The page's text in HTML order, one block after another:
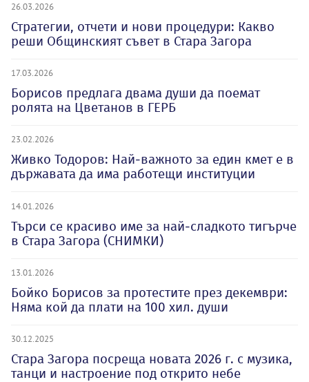
26.03.2026
Стратегии, отчети и нови процедури: Какво
реши Общинският съвет в Стара Загора
17.03.2026
Борисов предлага двама души да поемат
ролята на Цветанов в ГЕРБ
23.02.2026
Живко Тодоров: Най-важното за един кмет е в
държавата да има работещи институции
14.01.2026
Търси се красиво име за най-сладкото тигърче
в Стара Загора (СНИМКИ)
13.01.2026
Бойко Борисов за протестите през декември:
Няма кой да плати на 100 хил. души
30.12.2025
Стара Загора посреща новата 2026 г. с музика,
танци и настроение под открито небе